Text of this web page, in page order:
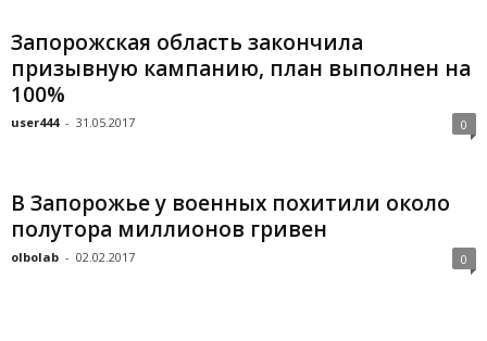
Запорожская область закончила
призывную кампанию, план выполнен на
100%
user444 - 31.05.2017 0
В Запорожье у военных похитили около
полутора миллионов гривен
olbolab - 02.02.2017 0